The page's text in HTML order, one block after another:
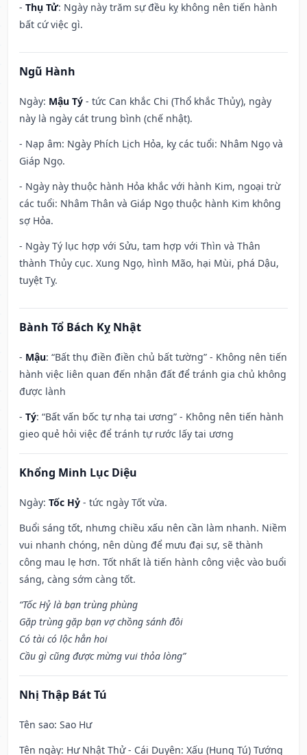
- Thụ Tử: Ngày này trăm sự đều kỵ không nên tiến hành
bất cứ việc gì.
Ngũ Hành
Ngày: Mậu Tý - tức Can khắc Chi (Thổ khắc Thủy), ngày
này là ngày cát trung bình (chế nhật).
- Nạp âm: Ngày Phích Lịch Hỏa, kỵ các tuổi: Nhâm Ngọ và
Giáp Ngọ.
- Ngày này thuộc hành Hỏa khắc với hành Kim, ngoại trừ
các tuổi: Nhâm Thân và Giáp Ngọ thuộc hành Kim không
sợ Hỏa.
- Ngày Tý lục hợp với Sửu, tam hợp với Thìn và Thân
thành Thủy cục. Xung Ngọ, hình Mão, hại Mùi, phá Dậu,
tuyệt Tỵ.
Bành Tổ Bách Kỵ Nhật
- Mậu: “Bất thụ điền điền chủ bất tường” - Không nên tiến
hành việc liên quan đến nhận đất để tránh gia chủ không
được lành
- Tý: “Bất vấn bốc tự nhạ tai ương” - Không nên tiến hành
gieo quẻ hỏi việc để tránh tự rước lấy tai ương
Khổng Minh Lục Diệu
Ngày: Tốc Hỷ - tức ngày Tốt vừa.
Buổi sáng tốt, nhưng chiều xấu nên cần làm nhanh. Niềm
vui nhanh chóng, nên dùng để mưu đại sự, sẽ thành
công mau lẹ hơn. Tốt nhất là tiến hành công việc vào buổi
sáng, càng sớm càng tốt.
“Tốc Hỷ là bạn trùng phùng
Gặp trùng gặp bạn vợ chồng sánh đôi
Có tài có lộc hẳn hoi
Cầu gì cũng được mừng vui thỏa lòng”
Nhị Thập Bát Tú
Tên sao: Sao Hư
Tên ngày: Hư Nhật Thử - Cái Duyên: Xấu (Hung Tú) Tướng